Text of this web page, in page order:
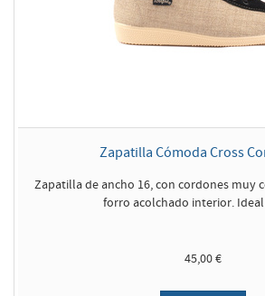
Zapatilla Cómoda Cross
Zapatilla de ancho 16, con cordones muy
forro acolchado interior. Ideal
45,00 €